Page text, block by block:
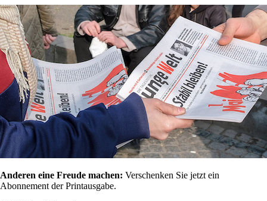
Anderen eine Freude machen: Verschenken Sie jetzt ein
Abonnement der Printausgabe.